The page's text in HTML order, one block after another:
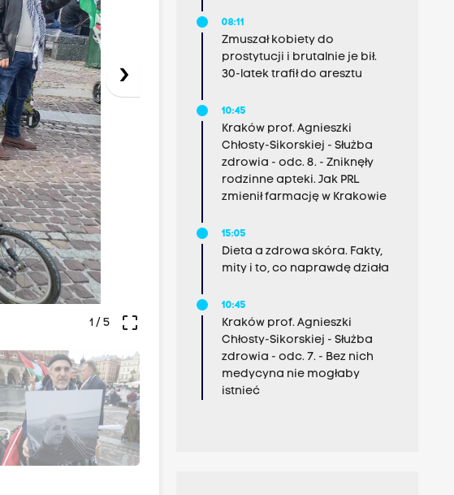
›
crop_free
1 / 5
08:11
Zmuszał kobiety do
prostytucji i brutalnie je bił.
30-latek trafił do aresztu
10:45
Kraków prof. Agnieszki
Chłosty-Sikorskiej - Służba
zdrowia - odc. 8. - Zniknęły
rodzinne apteki. Jak PRL
zmienił farmację w Krakowie
15:05
Dieta a zdrowa skóra. Fakty,
mity i to, co naprawdę działa
10:45
Kraków prof. Agnieszki
Chłosty-Sikorskiej - Służba
zdrowia - odc. 7. - Bez nich
medycyna nie mogłaby
istnieć